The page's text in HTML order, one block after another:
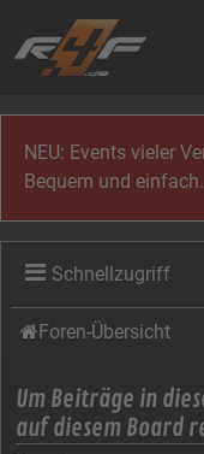
NEU: Events vieler
Bequem und
Schnellzugriff
Foren-Übersicht
Um Beiträge in
auf diesem Board